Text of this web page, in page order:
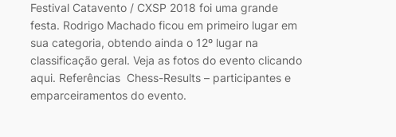
Festival Catavento / CXSP 2018 foi uma grande
festa. Rodrigo Machado ficou em primeiro lugar em
sua categoria, obtendo ainda o 12º lugar na
classificação geral. Veja as fotos do evento clicando
aqui. Referências Chess-Results – participantes e
emparceiramentos do evento.